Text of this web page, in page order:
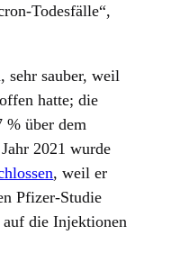
Todesfälle“,
sehr sauber, weil
hatte; die
% über dem
2021 wurde
, weil er
Pfizer-Studie
die Injektionen